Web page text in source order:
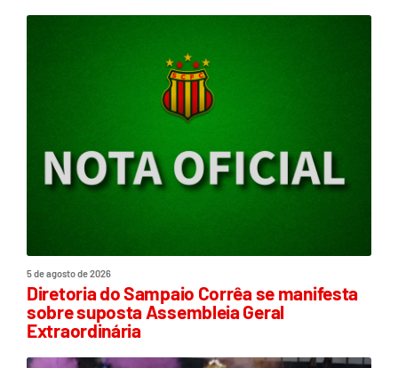
5 de agosto de 2026
Diretoria do Sampaio Corrêa se manifesta
sobre suposta Assembleia Geral
Extraordinária